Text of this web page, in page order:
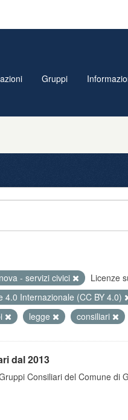
Gruppi
- servizi civici
Licenze
4.0 Internazionale (CC BY 4.0)
legge consiliari
dal 2013
Consiliari del Comune di